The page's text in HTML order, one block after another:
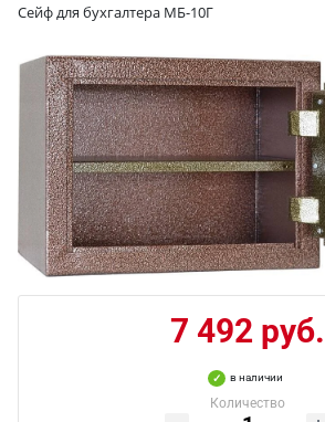
Сейф для бухгалтера МБ-10Г
7 492 руб.
в наличии
Количество